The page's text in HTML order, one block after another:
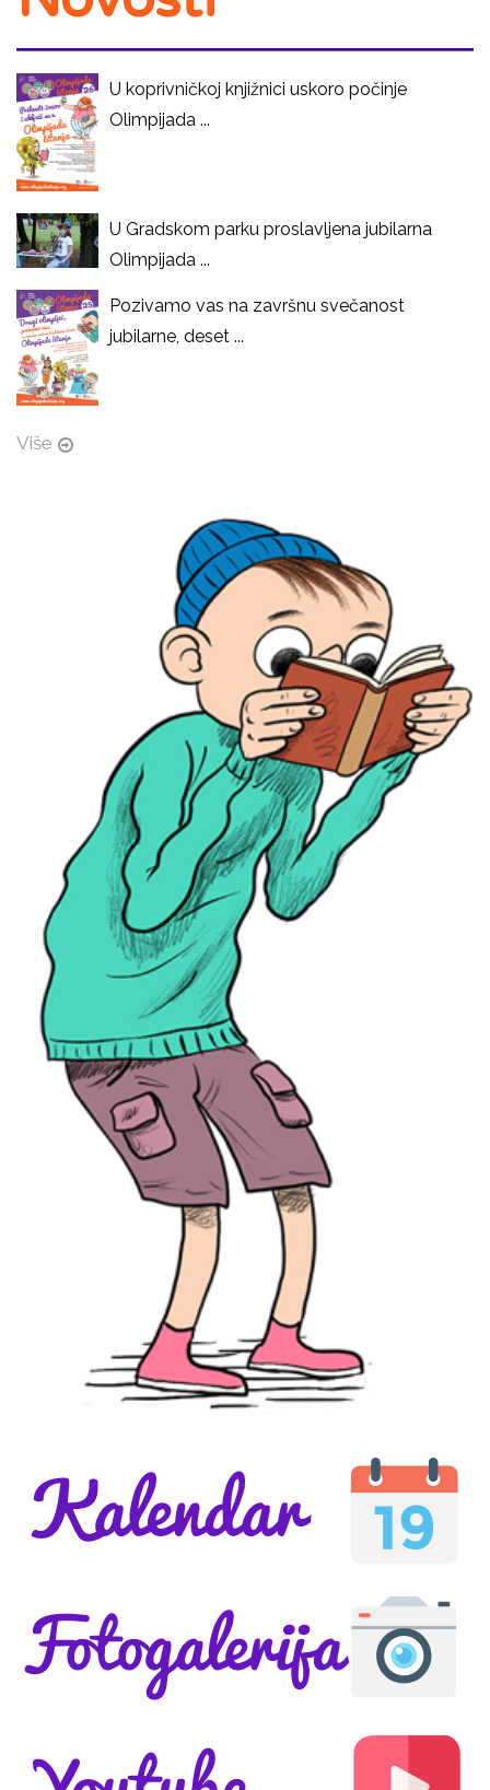
U koprivničkoj knjižnici uskoro počinje
Olimpijada ...
U Gradskom parku proslavljena jubilarna
Olimpijada ...
Pozivamo vas na završnu svečanost
jubilarne, deset ...
Više